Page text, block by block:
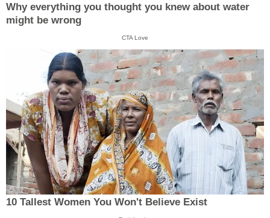
Why everything you thought you knew about water
might be wrong
CTA Love
10 Tallest Women You Won't Believe Exist